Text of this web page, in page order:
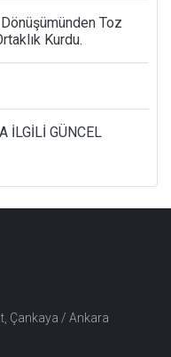
Toz
Kurdu.
İLGİLİ GÜNCEL
Çankaya / Ankara